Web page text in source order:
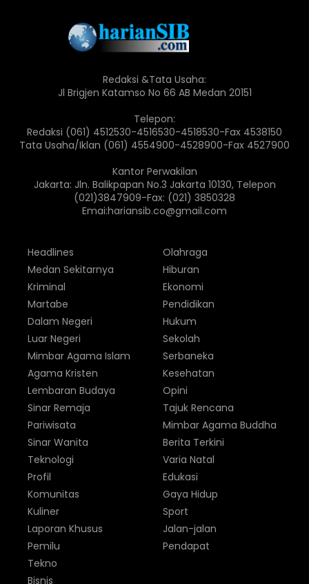
Redaksi &Tata Usaha:
Jl Brigjen Katamso No 66 AB Medan 20151
Telepon:
Redaksi (061) 4512530-4516530-4518530-Fax 4538150
Tata Usaha/Iklan (061) 4554900-4528900-Fax 4527900
Kantor Perwakilan
Jakarta: Jln. Balikpapan No.3 Jakarta 10130, Telepon
(021)3847909-Fax: (021) 3850328
Emai:hariansib.co@gmail.com
Headlines
Medan Sekitarnya
Kriminal
Martabe
Dalam Negeri
Luar Negeri
Olahraga
Hiburan
Ekonomi
Pendidikan
Hukum
Sekolah
Mimbar Agama Islam
Agama Kristen
Lembaran Budaya
Sinar Remaja
Pariwisata
Sinar Wanita
Serbaneka
Kesehatan
Opini
Tajuk Rencana
Mimbar Agama Buddha
Berita Terkini
Teknologi
Profil
Komunitas
Kuliner
Laporan Khusus
Pemilu
Varia Natal
Edukasi
Gaya Hidup
Sport
Jalan-jalan
Pendapat
Tekno
Bisnis